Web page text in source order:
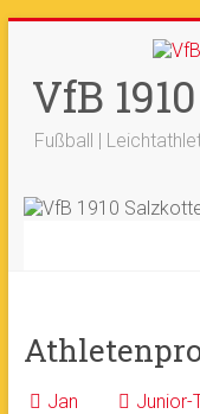
springen
VfB
Fußball |
Jan Junior-
+++ 21-03. -
Ergebnisse +++
ist online
+++
+++ 18.-19.04. -